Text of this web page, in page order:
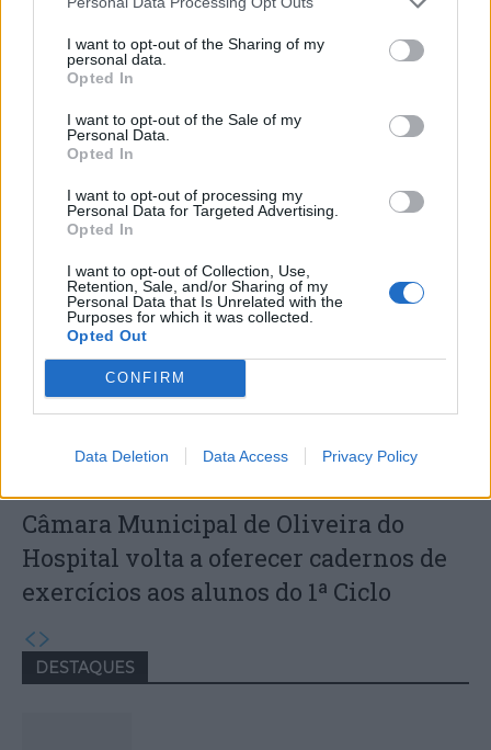
I want to opt-out of the Sharing of my
personal data.
Opted In
I want to opt-out of the Sale of my
Personal Data.
Opted In
I want to opt-out of processing my
Personal Data for Targeted Advertising.
Opted In
I want to opt-out of Collection, Use,
Retention, Sale, and/or Sharing of my
Personal Data that Is Unrelated with the
Purposes for which it was collected.
Opted Out
CONFIRM
Data Deletion Data Access Privacy Policy
Município de Góis entrega Kits
Comunitários às famílias no âmbito
do projeto “Acolher em Comunidade”
Câmara Municipal de Oliveira do
Hospital volta a oferecer cadernos de
exercícios aos alunos do 1ª Ciclo
DESTAQUES